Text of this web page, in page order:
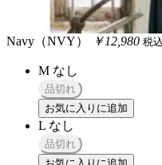
Navy（NVY） ￥12,980 税込
M なし
品切れ
お気に入りに追加
L なし
品切れ